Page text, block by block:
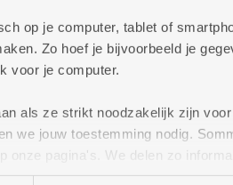
op je computer, tablet of
Zo hoef je bijvoorbeeld je
voor je computer.
als ze strikt noodzakelijk zijn
we jouw toestemming nodig.
onze pagina's. We delen zo
advertenties en analyse. Deze